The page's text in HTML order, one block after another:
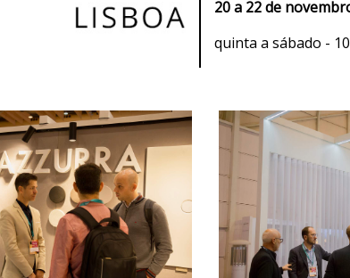
20 a 22 de
quinta a sábado -